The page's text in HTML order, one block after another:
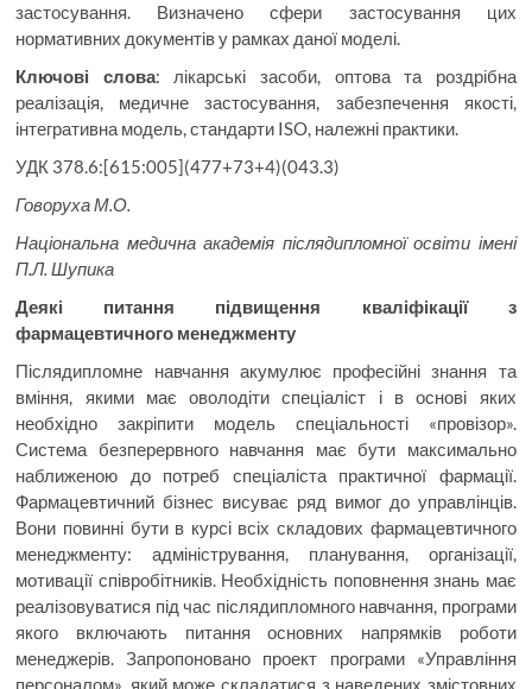
застосування. Визначено сфери застосування цих
нормативних документів у рамках даної моделі.
Ключові слова: лікарські засоби, оптова та роздрібна
реалізація, медичне застосування, забезпечення якості,
інтегративна модель, стандарти ISO, належні практики.
УДК 378.6:[615:005](477+73+4)(043.3)
Говоруха М.О.
Національна медична академія післядипломної освіти імені
П.Л. Шупика
Деякі питання підвищення кваліфікації з
фармацевтичного менеджменту
Післядипломне навчання акумулює професійні знання та
вміння, якими має оволодіти спеціаліст і в основі яких
необхідно закріпити модель спеціальності «провізор».
Система безперервного навчання має бути максимально
наближеною до потреб спеціаліста практичної фармації.
Фармацевтичний бізнес висуває ряд вимог до управлінців.
Вони повинні бути в курсі всіх складових фармацевтичного
менеджменту: адміністрування, планування, організації,
мотивації співробітників. Необхідність поповнення знань має
реалізовуватися під час післядипломного навчання, програми
якого включають питання основних напрямків роботи
менеджерів. Запропоновано проект програми «Управління
персоналом», який може складатися з наведених змістовних